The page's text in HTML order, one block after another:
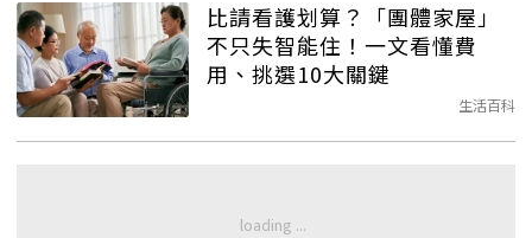
比請看護划算？「團體家屋」
不只失智能住！一文看懂費
用、挑選10大關鍵
生活百科